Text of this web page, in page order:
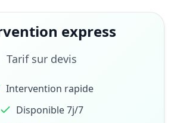
express
Tarif sur devis
Intervention rapide
Disponible 7j/7